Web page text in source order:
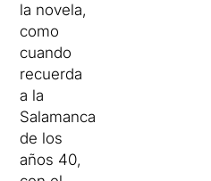
la novela,
como
cuando
recuerda
a la
Salamanca
de los
años 40,